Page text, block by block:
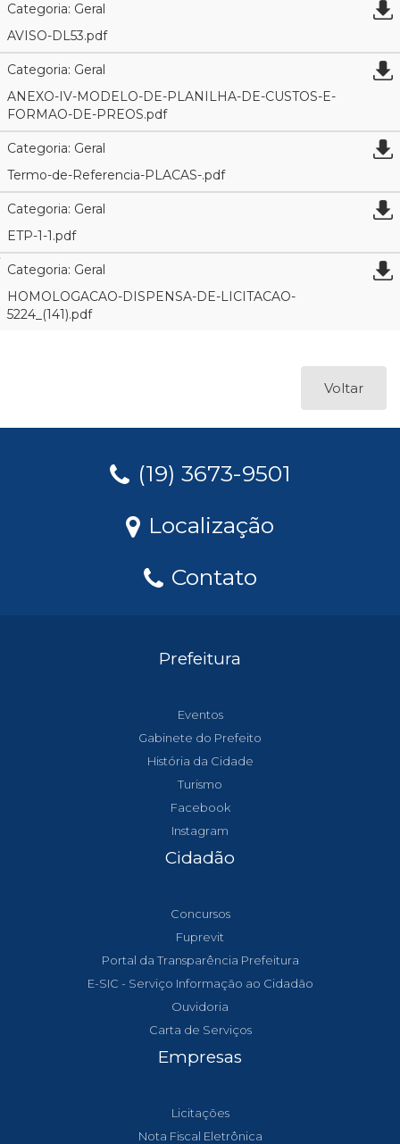
Categoria: Geral
AVISO-DL53.pdf
Categoria: Geral
ANEXO-IV-MODELO-DE-PLANILHA-DE-CUSTOS-E-
FORMAO-DE-PREOS.pdf
Categoria: Geral
Termo-de-Referencia-PLACAS-.pdf
Categoria: Geral
ETP-1-1.pdf
Categoria: Geral
HOMOLOGACAO-DISPENSA-DE-LICITACAO-
5224_(141).pdf
Voltar
(19) 3673-9501
Localização
Contato
Prefeitura
Eventos
Gabinete do Prefeito
História da Cidade
Turismo
Facebook
Instagram
Cidadão
Concursos
Fuprevit
Portal da Transparência Prefeitura
E-SIC - Serviço Informação ao Cidadão
Ouvidoria
Carta de Serviços
Empresas
Licitações
Nota Fiscal Eletrônica